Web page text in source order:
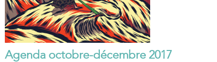
Agenda octobre-décembre 2017